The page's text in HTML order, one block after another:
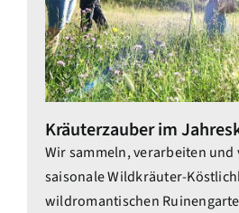
Kräuterzauber im
Wir sammeln, verarbeiten und
saisonale Wildkräuter-
wildromantischen